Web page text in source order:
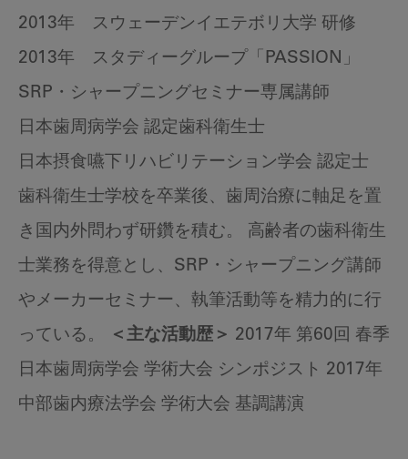
2013年 スウェーデンイエテボリ大学 研修
2013年 スタディーグループ「PASSION」
SRP・シャープニングセミナー専属講師
日本歯周病学会 認定歯科衛生士
日本摂食嚥下リハビリテーション学会 認定士
歯科衛生士学校を卒業後、歯周治療に軸足を置
き国内外問わず研鑽を積む。 高齢者の歯科衛生
士業務を得意とし、SRP・シャープニング講師
やメーカーセミナー、執筆活動等を精力的に行
っている。
＜主な活動歴＞ 2017年 第60回 春季
日本歯周病学会 学術大会 シンポジスト 2017年
中部歯内療法学会 学術大会 基調講演